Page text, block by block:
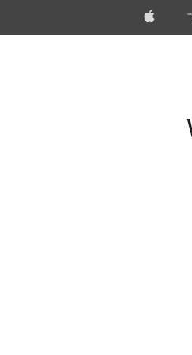
Apple